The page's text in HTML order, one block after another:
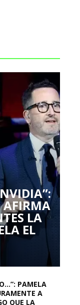
AFIRMA
LA
EL
PAMELA
A
QUE LA